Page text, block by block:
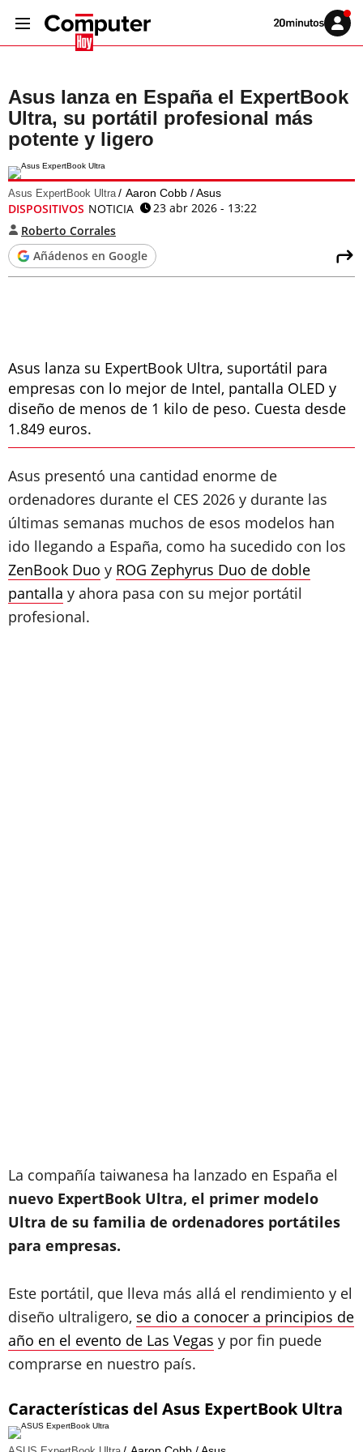
Volver
Iniciar
sesión
Asus lanza en España el ExpertBook
Ultra, su portátil profesional más
potente y ligero
Asus ExpertBook Ultra Aaron Cobb / Asus
DISPOSITIVOS NOTICIA
23 abr 2026 - 13:22
Roberto Corrales
Añádenos en Google
Asus lanza su ExpertBook Ultra, suportátil para
empresas con lo mejor de Intel, pantalla OLED y
diseño de menos de 1 kilo de peso. Cuesta desde
1.849 euros.
Asus presentó una cantidad enorme de
ordenadores durante el CES 2026 y durante las
últimas semanas muchos de esos modelos han
ido llegando a España, como ha sucedido con los
ZenBook Duo y ROG Zephyrus Duo de doble
pantalla y ahora pasa con su mejor portátil
profesional.
La compañía taiwanesa ha lanzado en España el
nuevo ExpertBook Ultra, el primer modelo
Ultra de su familia de ordenadores portátiles
para empresas.
Este portátil, que lleva más allá el rendimiento y el
diseño ultraligero, se dio a conocer a principios de
año en el evento de Las Vegas y por fin puede
comprarse en nuestro país.
Características del Asus ExpertBook Ultra